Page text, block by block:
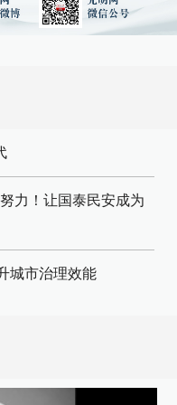
力！让国泰民安成为
城市治理效能